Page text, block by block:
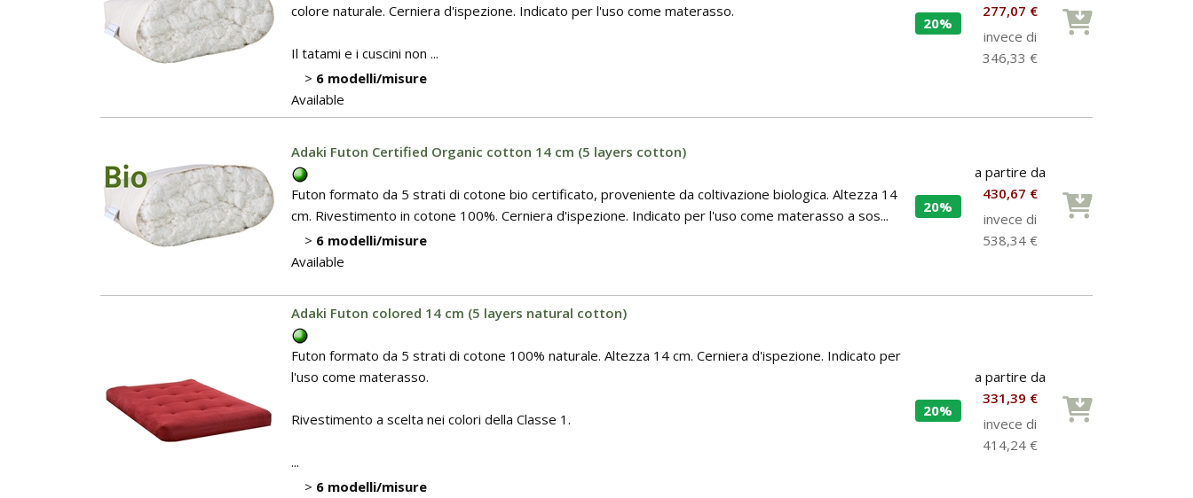
colore naturale. Cerniera d'ispezione. Indicato per l'uso come materasso.
Il tatami e i cuscini non ...
> 6 modelli/misure
Available
20%
277,07 €
invece di
346,33 €
Adaki Futon Certified Organic cotton 14 cm (5 layers cotton)
Futon formato da 5 strati di cotone bio certificato, proveniente da coltivazione biologica. Altezza 14
cm. Rivestimento in cotone 100%. Cerniera d'ispezione. Indicato per l'uso come materasso a sos...
> 6 modelli/misure
Available
20%
a partire da
430,67 €
invece di
538,34 €
Adaki Futon colored 14 cm (5 layers natural cotton)
Futon formato da 5 strati di cotone 100% naturale. Altezza 14 cm. Cerniera d'ispezione. Indicato per
l'uso come materasso.
Rivestimento a scelta nei colori della Classe 1.
...
> 6 modelli/misure
20%
a partire da
331,39 €
invece di
414,24 €